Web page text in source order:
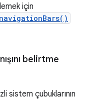
için
belirtme
sistem çubuklarının